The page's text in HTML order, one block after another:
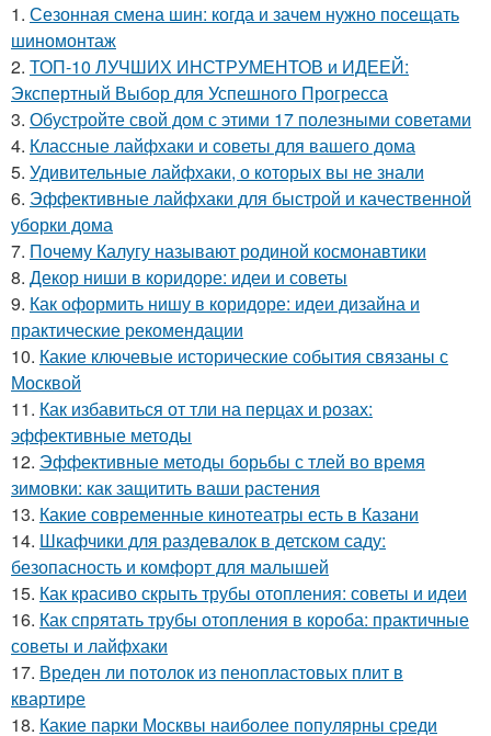
1. Сезонная смена шин: когда и зачем нужно посещать
шиномонтаж
2. ТОП-10 ЛУЧШИХ ИНСТРУМЕНТОВ и ИДЕЕЙ:
Экспертный Выбор для Успешного Прогресса
3. Обустройте свой дом с этими 17 полезными советами
4. Классные лайфхаки и советы для вашего дома
5. Удивительные лайфхаки, о которых вы не знали
6. Эффективные лайфхаки для быстрой и качественной
уборки дома
7. Почему Калугу называют родиной космонавтики
8. Декор ниши в коридоре: идеи и советы
9. Как оформить нишу в коридоре: идеи дизайна и
практические рекомендации
10. Какие ключевые исторические события связаны с
Москвой
11. Как избавиться от тли на перцах и розах:
эффективные методы
12. Эффективные методы борьбы с тлей во время
зимовки: как защитить ваши растения
13. Какие современные кинотеатры есть в Казани
14. Шкафчики для раздевалок в детском саду:
безопасность и комфорт для малышей
15. Как красиво скрыть трубы отопления: советы и идеи
16. Как спрятать трубы отопления в короба: практичные
советы и лайфхаки
17. Вреден ли потолок из пенопластовых плит в
квартире
18. Какие парки Москвы наиболее популярны среди